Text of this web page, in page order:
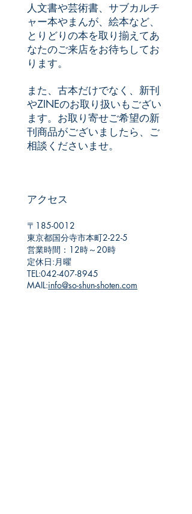
​人文書や芸術書、サブカルチ
ャー本やまんが、絵本など、
とりどりの本を取り揃えてあ
なたのご来店をお待ちしてお
ります。
また、古本だけでなく、 新刊
やZINEのお取り扱いもござい
ます。 お取り寄せご希望の新
刊商品が​ございましたら、ご
相談くださいませ。
​アクセス
〒185-0012
東京都国分寺市本町2-22-5
営業時間：12時～20時
​定休日:月曜
TEL:042-407-8945
​MAIL:info@so-shun-shoten.com